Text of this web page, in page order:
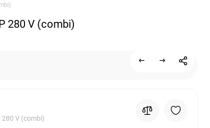
280 V (combi)
280 V (combi)